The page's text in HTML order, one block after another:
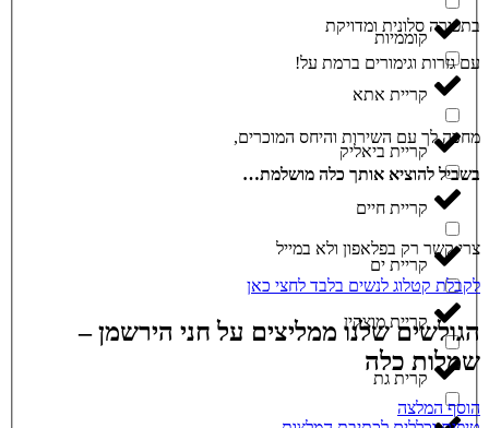
קוממיות
קריית אתא
קריית ביאליק
קריית חיים
קריית ים
קריית מוצקין
קרית גת
בתפירה סלונית ומדויקת
עם גזרות וגימורים ברמת על!
מחכה לך עם השירות והיחס המוכרים,
בשביל להוציא אותך כלה מושלמת…
צרי קשר רק בפלאפון ולא במייל
לקבלת קטלוג לנשים בלבד לחצי כאן
הגולשים שלנו ממליצים על חני הירשמן –
שמלות כלה
הוסף המלצה